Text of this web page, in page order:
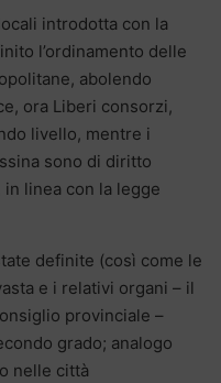
introdotta con la
l’ordinamento delle
abolendo
ora Liberi consorzi,
livello, mentre i
sono di diritto
linea con la legge
definite (così come le
e i relativi organi – il
provinciale –
grado; analogo
nelle città